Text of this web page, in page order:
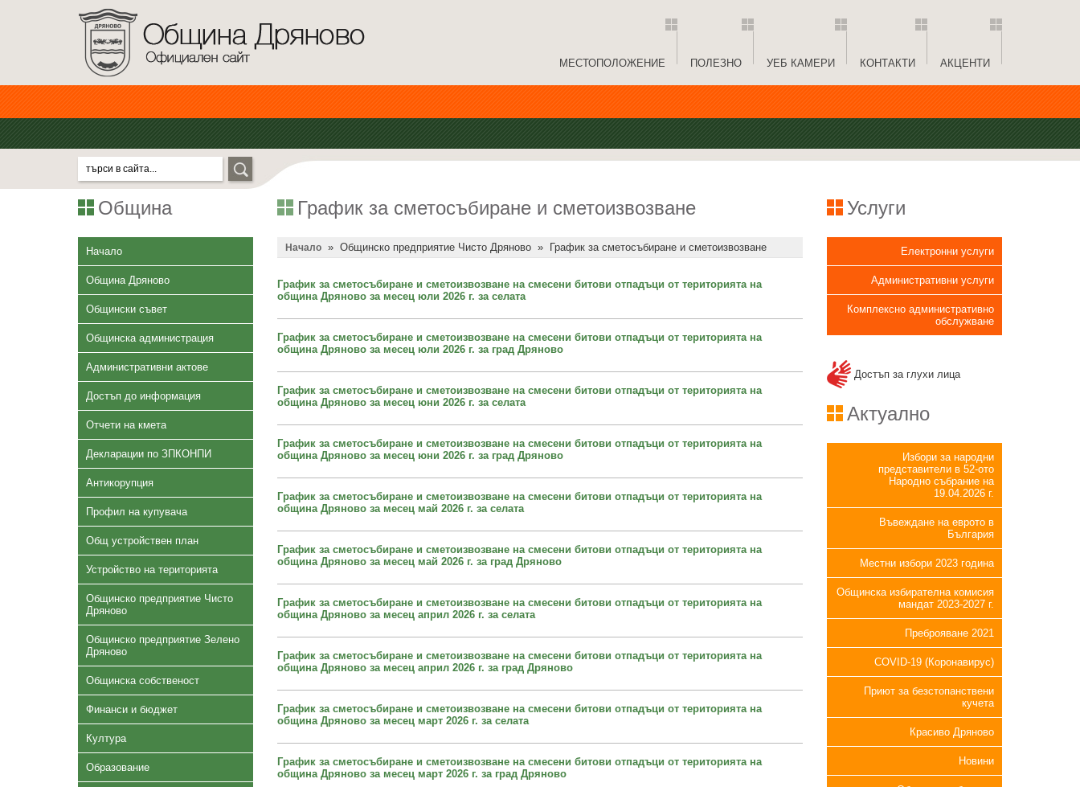
МЕСТОПОЛОЖЕНИЕ ПОЛЕЗНО УЕБ КАМЕРИ КОНТАКТИ АКЦЕНТИ
Община
Начало
Община Дряново
Общински съвет
Общинска администрация
Административни актове
Достъп до информация
Отчети на кмета
Декларации по ЗПКОНПИ
Антикорупция
Профил на купувача
Общ устройствен план
Устройство на територията
Общинско предприятие Чисто
Дряново
Общинско предприятие Зелено
Дряново
Общинска собственост
Финанси и бюджет
Култура
Образование
График за сметосъбиране и сметоизвозване
Начало » Общинско предприятие Чисто Дряново » График за сметосъбиране и сметоизвозване
График за сметосъбиране и сметоизвозване на смесени битови отпадъци от територията на
община Дряново за месец юли 2026 г. за селата
График за сметосъбиране и сметоизвозване на смесени битови отпадъци от територията на
община Дряново за месец юли 2026 г. за град Дряново
График за сметосъбиране и сметоизвозване на смесени битови отпадъци от територията на
община Дряново за месец юни 2026 г. за селата
График за сметосъбиране и сметоизвозване на смесени битови отпадъци от територията на
община Дряново за месец юни 2026 г. за град Дряново
График за сметосъбиране и сметоизвозване на смесени битови отпадъци от територията на
община Дряново за месец май 2026 г. за селата
График за сметосъбиране и сметоизвозване на смесени битови отпадъци от територията на
община Дряново за месец май 2026 г. за град Дряново
График за сметосъбиране и сметоизвозване на смесени битови отпадъци от територията на
община Дряново за месец април 2026 г. за селата
График за сметосъбиране и сметоизвозване на смесени битови отпадъци от територията на
община Дряново за месец април 2026 г. за град Дряново
График за сметосъбиране и сметоизвозване на смесени битови отпадъци от територията на
община Дряново за месец март 2026 г. за селата
График за сметосъбиране и сметоизвозване на смесени битови отпадъци от територията на
община Дряново за месец март 2026 г. за град Дряново
Услуги
Електронни услуги
Административни услуги
Комплексно административно
обслужване
Достъп за глухи лица
Актуално
Избори за народни
представители в 52-ото
Народно събрание на
19.04.2026 г.
Въвеждане на еврото в
България
Местни избори 2023 година
Общинска избирателна комисия
мандат 2023-2027 г.
Преброяване 2021
COVID-19 (Коронавирус)
Приют за безстопанствени
кучета
Красиво Дряново
Новини